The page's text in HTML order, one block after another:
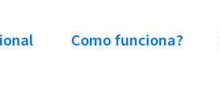
Como funciona?